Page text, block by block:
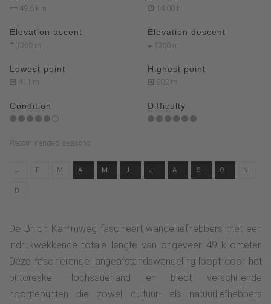
49.6 km 14:00 h
Elevation ascent
1360 m
Elevation descent
1360 m
Lowest point
411 m
Highest point
802 m
Condition Difficulty
Recommended seasons
J F M A M J J A S O N
D
De Brilon Kammweg fascineert wandelliefhebbers met een
indrukwekkende totale lengte van ongeveer 49 kilometer.
Deze fascinerende langeafstandswandeling loopt door het
pittoreske Hochsauerland en biedt verschillende
hoogtepunten die zowel cultuur- als natuurliefhebbers